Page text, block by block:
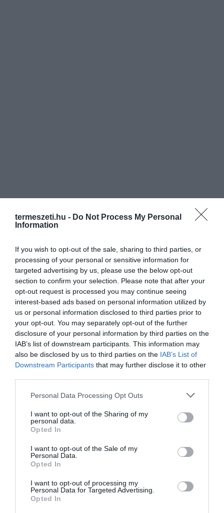
termeszeti.hu - Do Not Process My Personal
Information
If you wish to opt-out of the sale, sharing to third parties, or
processing of your personal or sensitive information for
targeted advertising by us, please use the below opt-out
section to confirm your selection. Please note that after your
opt-out request is processed you may continue seeing
interest-based ads based on personal information utilized by
us or personal information disclosed to third parties prior to
your opt-out. You may separately opt-out of the further
disclosure of your personal information by third parties on the
IAB’s list of downstream participants. This information may
also be disclosed by us to third parties on the IAB’s List of
Downstream Participants that may further disclose it to other
Please note that this website/app uses one or more Google
not limited to your visit or usage behaviour. You may click to
grant or deny consent to Google and its third-party tags to
use your data for below specified purposes in below Google
consent section.
Personal Data Processing Opt Outs
I want to opt-out of the Sharing of my
personal data.
Opted In
I want to opt-out of the Sale of my
Personal Data.
Opted In
I want to opt-out of processing my
Personal Data for Targeted Advertising.
Opted In
ELŐZŐ CIKK
A TERMÉSZETBEN MINDEN LÁNCSZEMRE SZÜKSÉG VAN
KÖVETKEZŐ CIKK
NÖVÉNYVÉDŐSZERES KRUMPLIT VONTAK KI A
FORGALOMBÓL